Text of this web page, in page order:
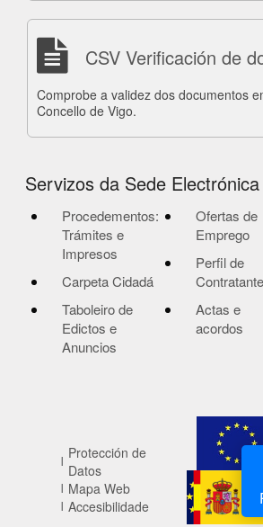
CSV Verificación de
Comprobe a validez dos documentos
Concello de Vigo.
Servizos da Sede Electrónica
Procedementos:
Trámites e
Impresos
Carpeta Cidadá
Taboleiro de
Edictos e
Anuncios
Ofertas de
Emprego
Perfil de
Contratante
Actas e
acordos
Protección de
Datos
Mapa Web
Accesibilidade